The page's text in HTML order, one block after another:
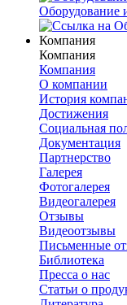
Оборудование
Компания
Компания
Компания
О компании
История
Достижения
Социальная
Документация
Партнерство
Галерея
Фотогалерея
Видеогалерея
Отзывы
Видеоотзывы
Письменные
Библиотека
Пресса о нас
Статьи о